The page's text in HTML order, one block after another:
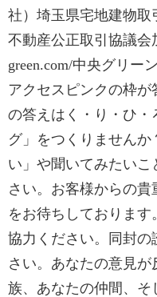
社）埼玉県宅地建物取
不動産公正取引協議会
green.com/中央グリー
アクセスピンクの枠
の答えはく・り・ひ
グ」をつくりません
い」や聞いてみたい
さい。お客様からの
をお待ちしておりま
協力ください。同封
さい。あなたの意見
族、あなたの仲間、